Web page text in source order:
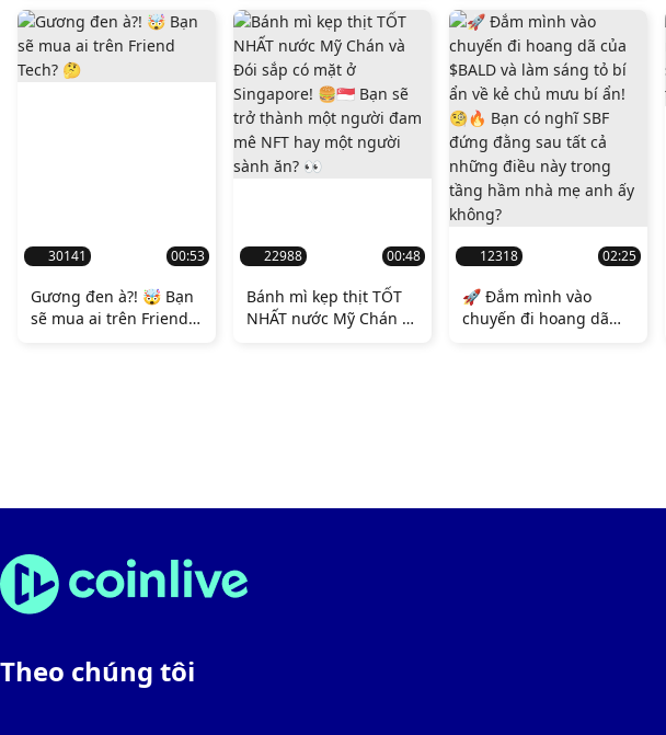
một vụ việc bi thảm,
loại bỏ sự tham gia của
bên thứ ba. Báo cáo
tiết lộ một câu chuyện
tăng thêm phần bí ẩn
mua hoặc mua BTC
cho người mới bắt đầu
30141 00:53
Gương đen à?! 🤯 Bạn
sẽ mua ai trên Friend
22988 00:48
Bánh mì kẹp thịt TỐT
NHẤT nước Mỹ Chán và
12318 02:25
🚀 Đắm mình vào
chuyến đi hoang dã
Theo chúng tôi